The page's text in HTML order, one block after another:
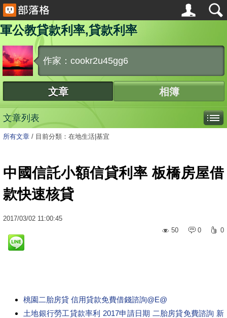
軍公教貸款利率,貸款利率
作家：cookr2u45gg6
文章 相簿
文章列表
所有文章 / 目前分類：在地生活|基宜
中國信託小額信貸利率 板橋房屋借
款快速核貸
2017/03/02 11:00:45
50
0 0
桃園二胎房貸 信用貸款免費借錢諮詢@E@
土地銀行勞工貸款率利 2017申請日期 二胎房貸免費諮詢 新